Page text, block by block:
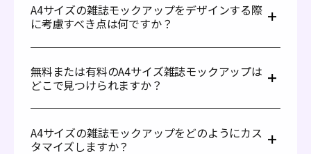
A4サイズの雑誌モックアップをデザインする際
に考慮すべき点は何ですか？
確さ、リアルさ、汎用性に重点を置きましょう。標準的な
A4サイズを用いたきれいなレイアウトを使用し、テキス
ト、画像、マージンが正確に揃っていることを確認してく
シャープな画像を使用するために高解像度の素材を使い、
影や照明などのリアルな感触を加えて、よりリアルな品質
無料または有料のA4サイズ雑誌モックアップは
どこで見つけられますか？
い種類がPacdoraのようなプラットフォームに便利に揃っ
ています。さまざまなスタイルのモックアップをオンライ
A4サイズの雑誌モックアップをどのようにカス
タマイズしますか？